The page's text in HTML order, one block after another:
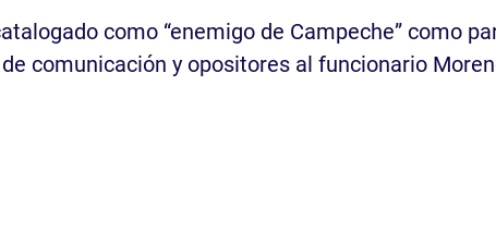
como “enemigo de Campeche” como
comunicación y opositores al funcionario